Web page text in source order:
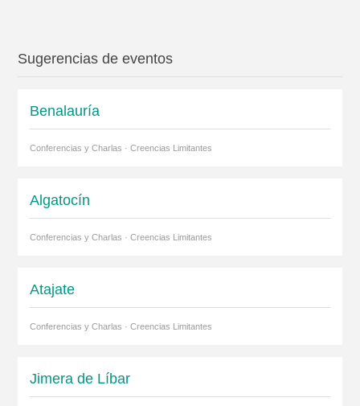
Sugerencias de eventos
Benalauría
Conferencias y Charlas · Creencias Limitantes
Algatocín
Conferencias y Charlas · Creencias Limitantes
Atajate
Conferencias y Charlas · Creencias Limitantes
Jimera de Líbar